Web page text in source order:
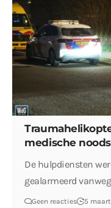
medische
De hulpdiensten
gealarmeerd
Geen reacties 5